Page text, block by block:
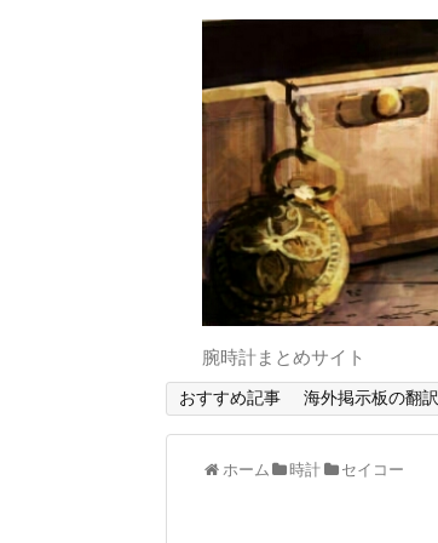
腕時計まとめサイト
おすすめ記事 海外掲示板の翻訳
ホーム 時計 セイコー